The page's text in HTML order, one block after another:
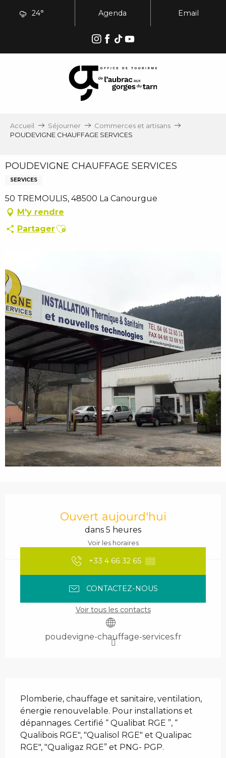
24° Agenda Email
Accueil Séjourner
Commerces et artisans
POUDEVIGNE CHAUFFAGE SERVICES
POUDEVIGNE CHAUFFAGE SERVICES
SERVICES
50 TREMOULIS, 48500 La Canourgue
M'y rendre
PartagerAjouter aux favoris
Ouvert aujourd'hui
dans 5 heures
Voir les horaires
+33 4 66 32 65 ▒▒
CONTACTEZ-NOUS
Voir tous les contacts
poudevigne-chauffage-services.fr
Plomberie, chauffage et sanitaire, ventilation,
énergie renouvelable. Pour installations et
dépannages. Certifié “ Qualibat RGE ”, “
Qualibois RGE", "Qualisol RGE" et Qualipac
RGE", "Qualigaz RGE” et PNG- PGP.